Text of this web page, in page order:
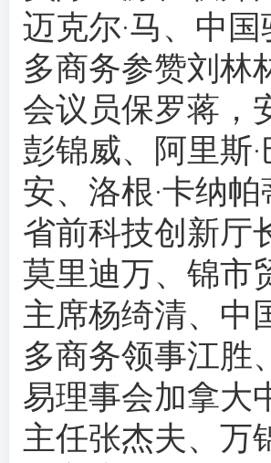
迈克尔·马、中
多商务参赞刘林
会议员保罗蒋，
彭锦威、阿里斯
安、 洛根·卡纳帕
省前科技创新厅
莫里迪万、锦市
主席杨绮清、中
多商务领事江胜
易理事会加拿大
主任张杰夫、万